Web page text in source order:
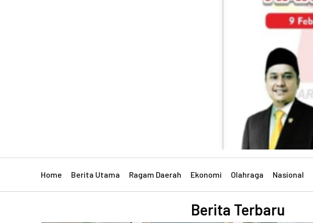
Home Berita Utama Ragam Daerah Ekonomi Olahraga Nasional
Berita Terbaru